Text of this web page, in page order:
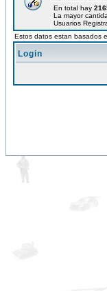
En total hay
La mayor
Usuarios
Estos datos estan basados
Login